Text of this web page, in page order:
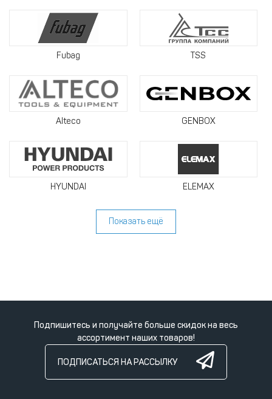
Fubag TSS
Alteco GENBOX
HYUNDAI ELEMAX
Показать ещё
Подпишитесь и получайте больше скидок на весь
ассортимент наших товаров!
ПОДПИСАТЬСЯ НА РАССЫЛКУ